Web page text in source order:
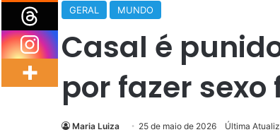
GERAL MUNDO
Casal é
por fazer
Maria Luiza 25 de maio de 2026 Última